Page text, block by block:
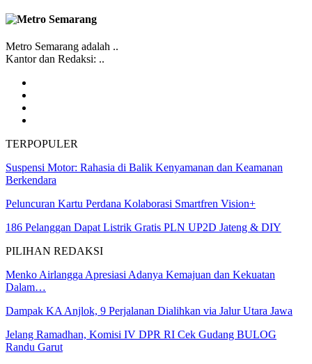
Metro Semarang adalah ..
Kantor dan Redaksi: ..
TERPOPULER
Suspensi Motor: Rahasia di Balik Kenyamanan dan Keamanan
Berkendara
Peluncuran Kartu Perdana Kolaborasi Smartfren Vision+
186 Pelanggan Dapat Listrik Gratis PLN UP2D Jateng & DIY
PILIHAN REDAKSI
Menko Airlangga Apresiasi Adanya Kemajuan dan Kekuatan
Dalam…
Dampak KA Anjlok, 9 Perjalanan Dialihkan via Jalur Utara Jawa
Jelang Ramadhan, Komisi IV DPR RI Cek Gudang BULOG
Randu Garut